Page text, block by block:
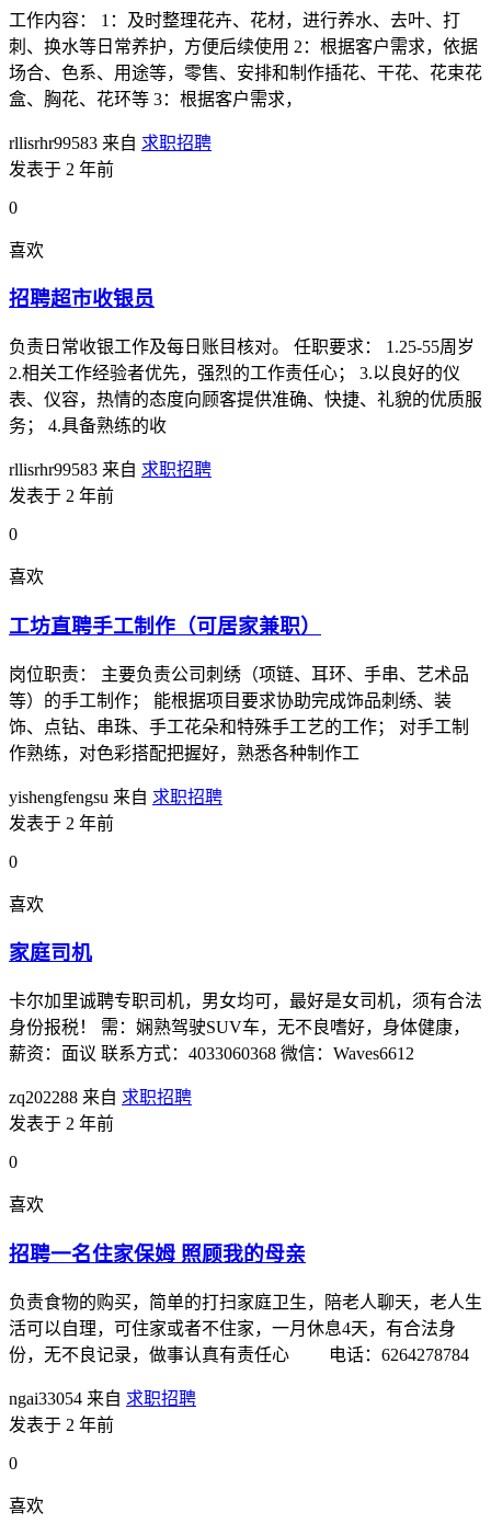
工作内容： 1：及时整理花卉、花材，进行养水、去叶、打
刺、换水等日常养护，方便后续使用 2：根据客户需求，依据
场合、色系、用途等，零售、安排和制作插花、干花、花束花
盒、胸花、花环等 3：根据客户需求，
rllisrhr99583 来自 求职招聘
发表于 2 年前
0
喜欢
招聘超市收银员
负责日常收银工作及每日账目核对。 任职要求： 1.25-55周岁
2.相关工作经验者优先，强烈的工作责任心； 3.以良好的仪
表、仪容，热情的态度向顾客提供准确、快捷、礼貌的优质服
务； 4.具备熟练的收
rllisrhr99583 来自 求职招聘
发表于 2 年前
0
喜欢
工坊直聘手工制作（可居家兼职）
岗位职责： 主要负责公司刺绣（项链、耳环、手串、艺术品
等）的手工制作； 能根据项目要求协助完成饰品刺绣、装
饰、点钻、串珠、手工花朵和特殊手工艺的工作； 对手工制
作熟练，对色彩搭配把握好，熟悉各种制作工
yishengfengsu 来自 求职招聘
发表于 2 年前
0
喜欢
家庭司机
卡尔加里诚聘专职司机，男女均可，最好是女司机，须有合法
身份报税！ 需：娴熟驾驶SUV车，无不良嗜好，身体健康，
薪资：面议 联系方式：4033060368 微信：Waves6612
zq202288 来自 求职招聘
发表于 2 年前
0
喜欢
招聘一名住家保姆 照顾我的母亲
负责食物的购买，简单的打扫家庭卫生，陪老人聊天，老人生
活可以自理，可住家或者不住家，一月休息4天，有合法身
份，无不良记录，做事认真有责任心 电话：6264278784
ngai33054 来自 求职招聘
发表于 2 年前
0
喜欢